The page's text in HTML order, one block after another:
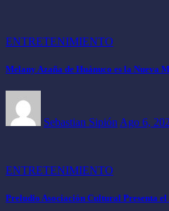
ENTRETENIMIENTO
Melany Azaña de Huánuco es la Nueva
Sebastian Sipión Ago 6,
ENTRETENIMIENTO
Preludio Asociación Cultural Presenta